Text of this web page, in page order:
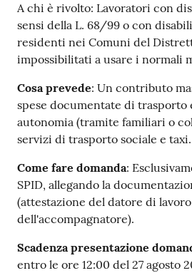
A chi è rivolto: Lavoratori con
sensi della L. 68/99 o con
residenti nei Comuni del
impossibilitati a usare i normali
Cosa prevede: Un contributo
spese documentate di
autonomia (tramite familiari o
servizi di trasporto sociale e taxi.
Come fare domanda:
SPID, allegando la
(attestazione del datore di
dell'accompagnatore).
Scadenza presentazione
entro le ore 12:00 del 27 agosto